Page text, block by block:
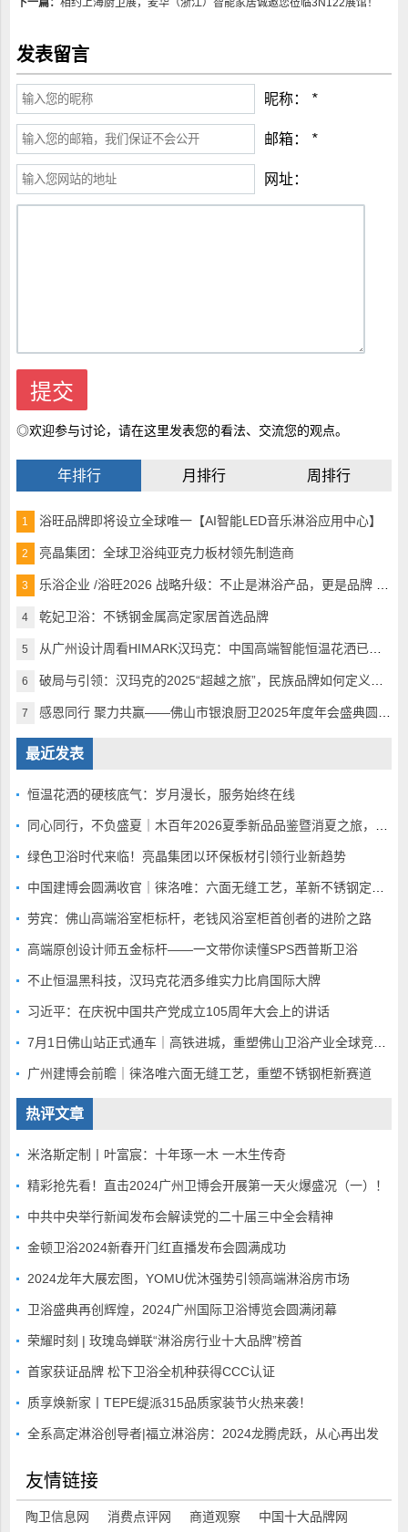
下一篇： 相约上海厨卫展，麦华（浙江）智能家居诚邀您莅临3N122展馆！
发表留言
昵称： *
邮箱： *
网址：
◎欢迎参与讨论，请在这里发表您的看法、交流您的观点。
年排行 月排行 周排行
1 浴旺品牌即将设立全球唯一【AI智能LED音乐淋浴应用中心】
2 亮晶集团：全球卫浴纯亚克力板材领先制造商
3 乐浴企业 /浴旺2026 战略升级：不止是淋浴产品，更是品牌 + 生活方式的引领者
4 乾妃卫浴：不锈钢金属高定家居首选品牌
5 从广州设计周看HIMARK汉玛克：中国高端智能恒温花洒已完美超越
6 破局与引领：汉玛克的2025“超越之旅”，民族品牌如何定义全球高奢沐浴
7 感恩同行 聚力共赢——佛山市银浪厨卫2025年度年会盛典圆满落幕
最近发表
恒温花洒的硬核底气：岁月漫长，服务始终在线
绿色卫浴时代来临！亮晶集团以环保板材引领行业新趋势
劳宾：佛山高端浴室柜标杆，老钱风浴室柜首创者的进阶之路
高端原创设计师五金标杆——一文带你读懂SPS西普斯卫浴
不止恒温黑科技，汉玛克花洒多维实力比肩国际大牌
习近平：在庆祝中国共产党成立105周年大会上的讲话
7月1日佛山站正式通车｜高铁进城，重塑佛山卫浴产业全球竞争底盘
广州建博会前瞻｜徕洛唯六面无缝工艺，重塑不锈钢柜新赛道
热评文章
米洛斯定制丨叶富宸：十年琢一木 一木生传奇
精彩抢先看！直击2024广州卫博会开展第一天火爆盛况（一）！
中共中央举行新闻发布会解读党的二十届三中全会精神
金顿卫浴2024新春开门红直播发布会圆满成功
2024龙年大展宏图，YOMU优沐强势引领高端淋浴房市场
卫浴盛典再创辉煌，2024广州国际卫浴博览会圆满闭幕
荣耀时刻 | 玫瑰岛蝉联“淋浴房行业十大品牌”榜首
首家获证品牌 松下卫浴全机种获得CCC认证
质享焕新家丨TEPE缇派315品质家装节火热来袭！
全系高定淋浴创导者|福立淋浴房：2024龙腾虎跃，从心再出发
友情链接
陶卫信息网 消费点评网 商道观察 中国十大品牌网